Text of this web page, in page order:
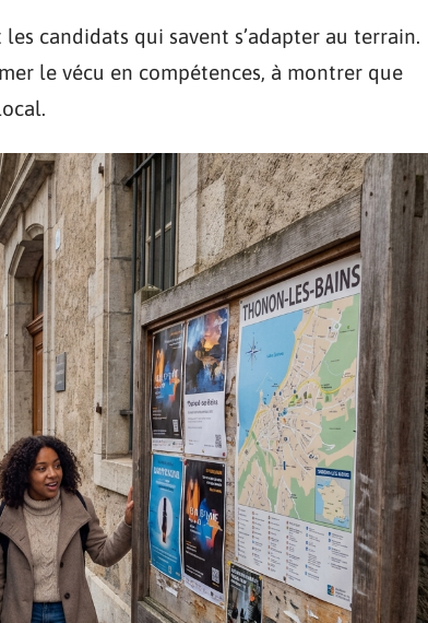
candidats qui savent s’adapter au terrain.
le vécu en compétences, à montrer que